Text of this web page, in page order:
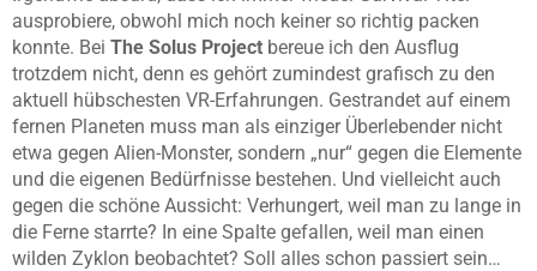
ausprobiere, obwohl mich noch keiner so richtig packen
konnte. Bei The Solus Project bereue ich den Ausflug
trotzdem nicht, denn es gehört zumindest grafisch zu den
aktuell hübschesten VR-Erfahrungen. Gestrandet auf einem
fernen Planeten muss man als einziger Überlebender nicht
etwa gegen Alien-Monster, sondern „nur“ gegen die Elemente
und die eigenen Bedürfnisse bestehen. Und vielleicht auch
gegen die schöne Aussicht: Verhungert, weil man zu lange in
die Ferne starrte? In eine Spalte gefallen, weil man einen
wilden Zyklon beobachtet? Soll alles schon passiert sein…